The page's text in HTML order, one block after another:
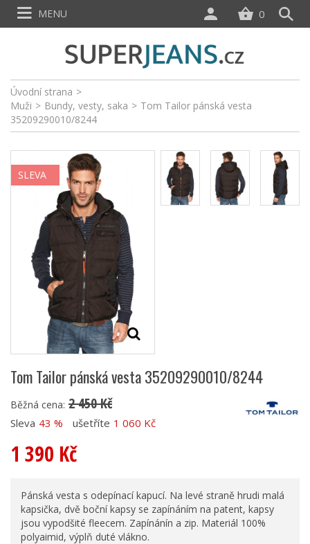
Úvodní strana >
Muži > Bundy, vesty, saka > Tom Tailor pánská vesta
35209290010/8244
SLEVA
Tom Tailor pánská vesta 35209290010/8244
Běžná cena: 2 450 Kč
Sleva 43 % ušetříte 1 060 Kč
1 390 Kč
Pánská vesta s odepínací kapucí. Na levé straně hrudi malá
kapsička, dvě boční kapsy se zapínáním na patent, kapsy
jsou vypodšité fleecem. Zapínánín a zip. Materiál 100%
polyaimid, výplň duté vlákno.
0
MENU